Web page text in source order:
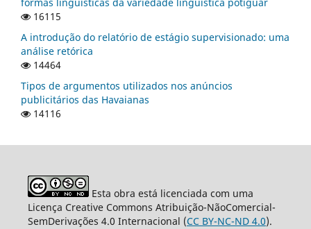
16115
A introdução do relatório de estágio supervisionado: uma
análise retórica
14464
Tipos de argumentos utilizados nos anúncios
publicitários das Havaianas
14116
Esta obra está licenciada com uma
Licença Creative Commons Atribuição-NãoComercial-
SemDerivações 4.0 Internacional (CC BY-NC-ND 4.0).